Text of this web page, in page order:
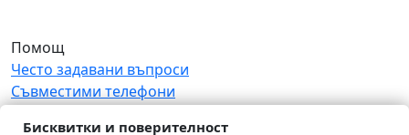
Помощ
Често задавани въпроси
Съвместими телефони
Бисквитки и поверителност